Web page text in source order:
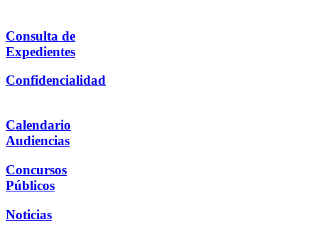
Consulta de
Expedientes
Confidencialidad
Calendario
Audiencias
Concursos
Públicos
Noticias